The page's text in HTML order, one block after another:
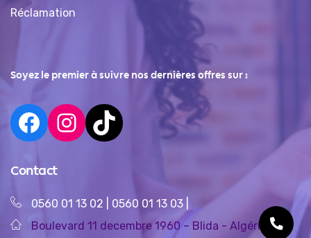
Réclamation
Soyez le premier à suivre nos dernières offres sur :
Contact
0560 01 13 02 0560 01 13 03
Boulevard 11 decembre 1960 – Blida - Algérie